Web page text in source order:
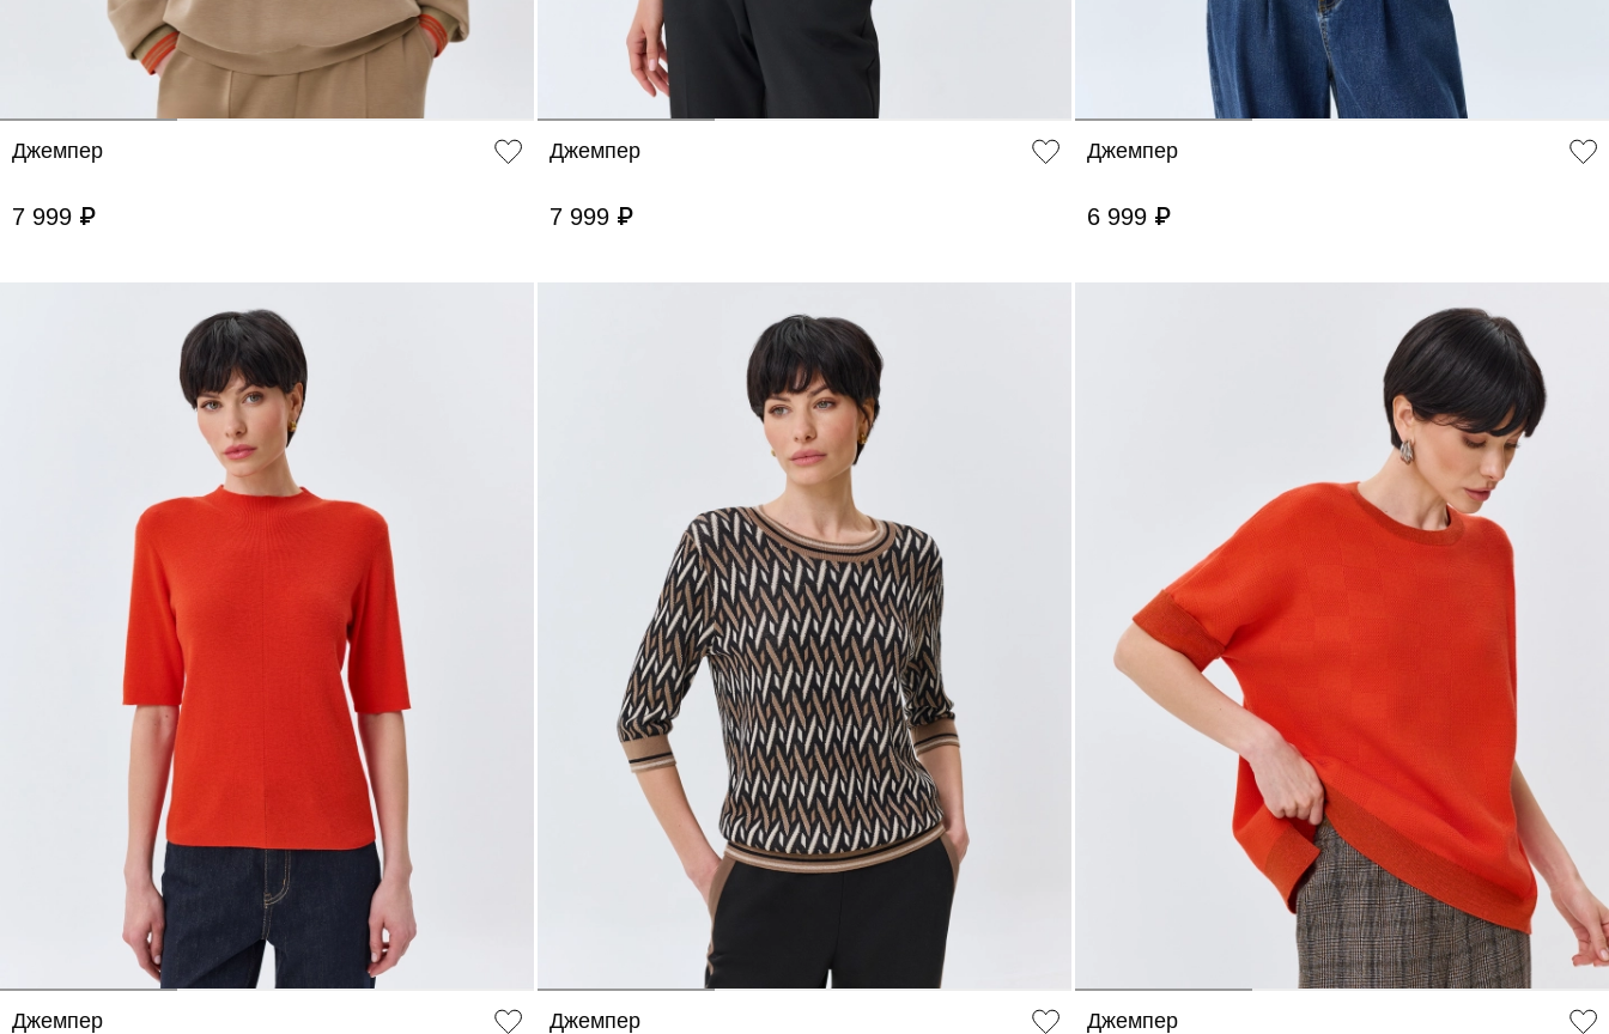
ДОБАВИТЬ В КОРЗИНУ
36 42
Джемпер
7 999 ₽
ДОБАВИТЬ В КОРЗИНУ
36 38 40 42 44
Джемпер
7 999 ₽
ДОБАВИТЬ В КОРЗИНУ
38 40 42 46
Джемпер
6 999 ₽
Джемпер Джемпер Джемпер